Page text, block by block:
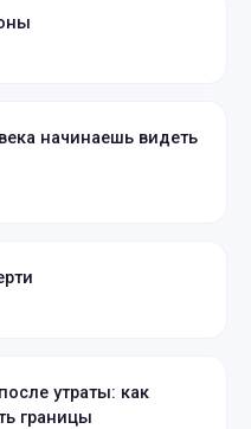
начинаешь видеть
утраты: как
границы